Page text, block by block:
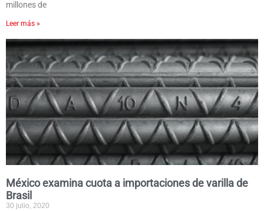
millones de
Leer más »
México examina cuota a importaciones de varilla de
Brasil
30 julio, 2020